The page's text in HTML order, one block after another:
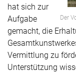
Der
hat sich zur
Aufgabe
gemacht, die
Vermittlung zu
Unterstützung